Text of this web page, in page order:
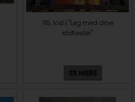
115. lod i "Leg med dine
stofrester"
SE MERE